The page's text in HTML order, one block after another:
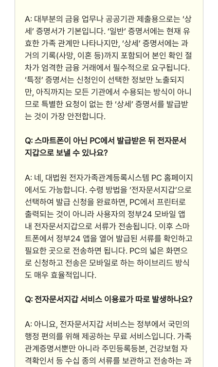
A: 대부분의 금융 업무나 공공기관 제출용으로는 ‘상
세’ 증명서가 기본입니다. ‘일반’ 증명서에는 현재 유
효한 가족 관계만 나타나지만, ‘상세’ 증명서에는 과
거의 기록(사망, 이혼 등)까지 포함되어 본인 확인 절
차가 엄격한 금융 거래에서 필수적으로 요구됩니다.
‘특정’ 증명서는 신청인이 선택한 정보만 노출되지
만, 아직까지는 모든 기관에서 수용되는 방식이 아니
므로 특별한 요청이 없는 한 ‘상세’ 증명서를 발급받
는 것이 가장 안전합니다.
Q: 스마트폰이 아닌 PC에서 발급받은 뒤 전자문서
지갑으로 보낼 수 있나요?
A: 네, 대법원 전자가족관계등록시스템 PC 홈페이지
에서도 가능합니다. 수령 방법을 ‘전자문서지갑’으로
선택하여 발급 신청을 완료하면, PC에서 프린터로
출력되는 것이 아니라 사용자의 정부24 모바일 앱
내 전자문서지갑으로 서류가 전송됩니다. 이후 스마
트폰에서 정부24 앱을 열어 발급된 서류를 확인하고
필요한 곳으로 전송하면 됩니다. PC의 넓은 화면으
로 신청하고 전송은 모바일로 하는 하이브리드 방식
도 매우 효율적입니다.
Q: 전자문서지갑 서비스 이용료가 따로 발생하나요?
A: 아니요, 전자문서지갑 서비스는 정부에서 국민의
행정 편의를 위해 제공하는 무료 서비스입니다. 가족
관계증명서뿐만 아니라 주민등록등본, 건강보험 자
격확인서 등 수십 종의 서류를 보관하고 전송하는 과